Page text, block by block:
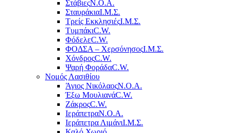
ΣτάβιεςΝ.Ο.Α.
ΣταυράκιαΙ.Μ.Σ.
Τρείς ΕκκλησιέςΙ.Μ.Σ.
ΤυμπάκιC.W.
ΦόδελεC.W.
ΦΟΔΣΑ – ΧερσόνησοςΙ.Μ.Σ.
ΧόνδροςC.W.
Ψαρή ΦοράδαC.W.
Νομός Λασιθίου
Άγιος ΝικόλαοςΝ.Ο.Α.
Έξω ΜουλιανάC.W.
ΖάκροςC.W.
ΙεράπετραΝ.Ο.Α.
Ιεράπετρα ΛιμάνιΙ.Μ.Σ.